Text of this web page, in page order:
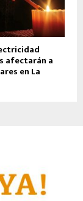
afectarán a
en La